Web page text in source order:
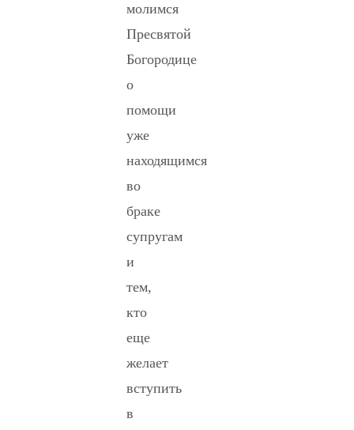
молимся
Пресвятой
Богородице
о
помощи
уже
находящимся
во
браке
супругам
и
тем,
кто
еще
желает
вступить
в